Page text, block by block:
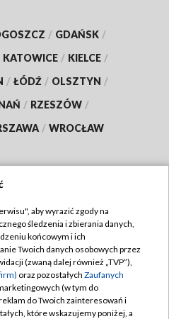
/ GDAŃSK /
KATOWICE / KIELCE /
/ ŁÓDŹ / OLSZTYN /
/ RZESZÓW /
/ WROCŁAW
TVP
TVP
prywatności
zgody
aby wyrazić zgody na
śledzenia i zbierania danych,
końcowym i ich
Twoich danych osobowych przez
(zwaną dalej również „TVP”),
oraz pozostałych Zaufanych
(w tym do
do Twoich zainteresowań i
które wskazujemy poniżej, a